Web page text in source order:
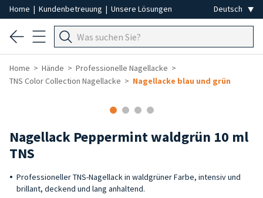
Home | Kundenbetreuung | Unsere Lösungen
Home Hände
Professionelle Nagellacke
TNS Color Collection Nagellacke
Nagellacke blau und grün
Nagellack Peppermint waldgrün 10 ml
TNS
Professioneller TNS-Nagellack in waldgrüner Farbe, intensiv und
brillant, deckend und lang anhaltend.